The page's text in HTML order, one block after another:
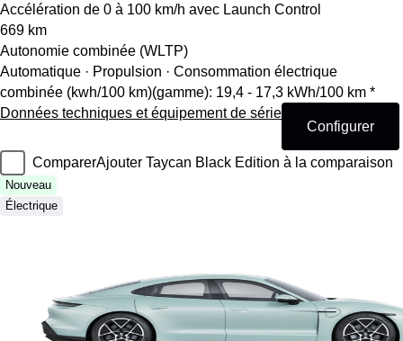
Accélération de 0 à 100 km/h avec Launch Control
669 km
Autonomie combinée (WLTP)
Automatique · Propulsion · Consommation électrique
combinée (kwh/100 km)(gamme): 19,4 - 17,3 kWh/100 km *
Données techniques et équipement de série
Configurer
ComparerAjouter Taycan Black Edition à la comparaison
Nouveau
Électrique